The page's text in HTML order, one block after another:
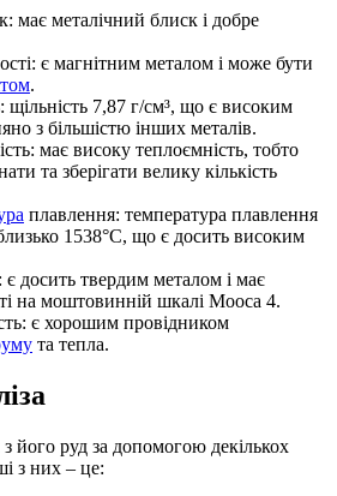
має металічний блиск і добре
є магнітним металом і може бути
.
щільність 7,87 г/см³, що є високим
з більшістю інших металів.
має високу теплоємність, тобто
та зберігати велику кількість
плавлення: температура плавлення
1538°C, що є досить високим
є досить твердим металом і має
на моштовинній шкалі Мооса 4.
є хорошим провідником
та тепла.
його руд за допомогою декількох
з них – це: